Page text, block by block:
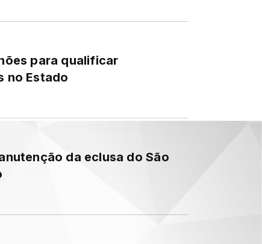
para qualificar
no Estado
da eclusa do São